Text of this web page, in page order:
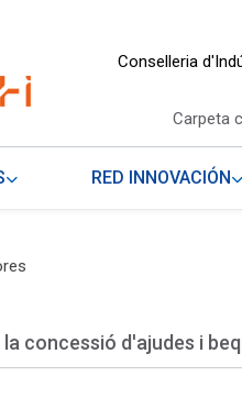
Conselleria
Carpeta
RED INNOVACIÓN
concessió d'ajudes i